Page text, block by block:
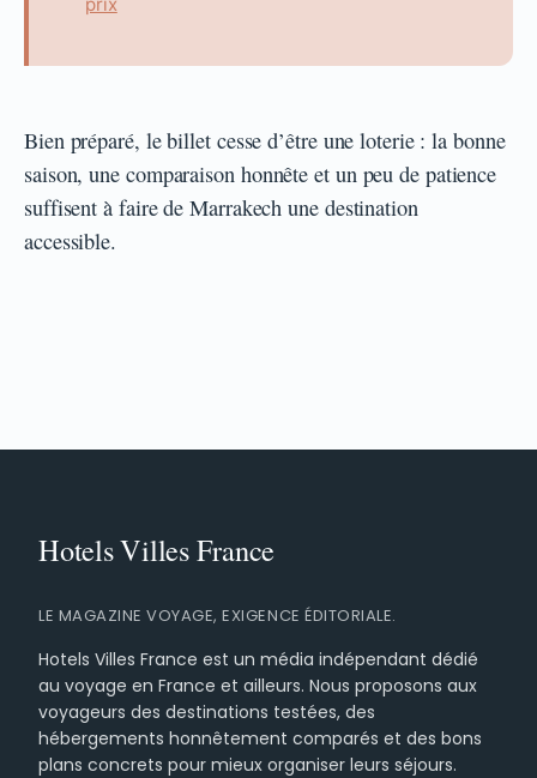
Bien préparé, le billet cesse d’être une loterie : la bonne
saison, une comparaison honnête et un peu de patience
suffisent à faire de Marrakech une destination
accessible.
LE MAGAZINE VOYAGE, EXIGENCE ÉDITORIALE.
Hotels Villes France est un média indépendant dédié
au voyage en France et ailleurs. Nous proposons aux
voyageurs des destinations testées, des
hébergements honnêtement comparés et des bons
plans concrets pour mieux organiser leurs séjours.